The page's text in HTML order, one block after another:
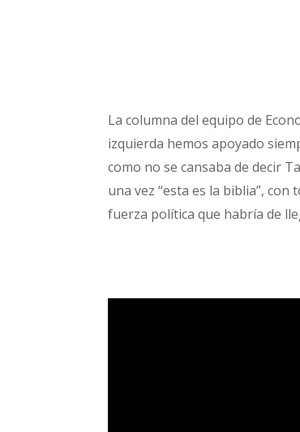
La columna del equipo de
izquierda hemos apoyado
como no se cansaba de decir
una vez “esta es la biblia”,
fuerza política que habría de